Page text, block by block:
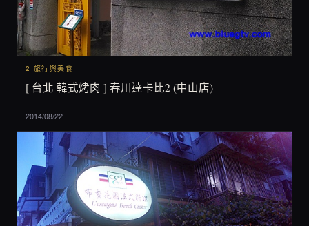
2 旅行與美食
[ 台北 韓式烤肉 ] 春川達卡比2 (中山店)
2014/08/22